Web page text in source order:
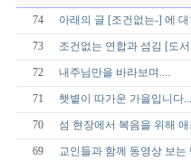
74 아래의 글 [조건없는-] 에
73 조건없는 연합과 섬김 [도
72 내주님만을 바라보며....
71 햇볕이 따가운 가을입니다
70 섬 현장에서 복음을 위해
69 교인들과 함께 동영상 보는